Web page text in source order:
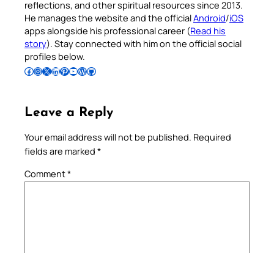
reflections, and other spiritual resources since 2013.
He manages the website and the officialAndroid/iOS
apps alongside his professional career (Read his
story). Stay connected with him on the official social
profiles below.
Follow Pradeep on Facebook Follow Pradeep on InstagramFollow Pradeep on X Follow Pradeep on LinkedIn Follow Pradeep on Pinterest Subscribe to Pradeep’s Youtube Channel Follow Pradeep on WordPress Follow Pradeep on GitHub
Leave a Reply
Your email address will not be published. Required
fields are marked *
Comment*